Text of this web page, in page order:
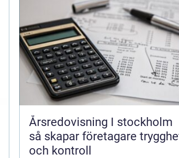
Årsredovisning I stockholm
så skapar företagare
och kontroll